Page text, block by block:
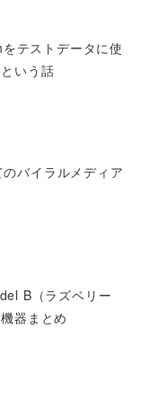
テストデータに使
いう話
バイラルメディア
B（ラズベリー
器まとめ